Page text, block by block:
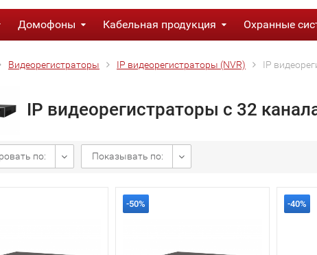
Домофоны Кабельная продукция Охранные
Видеорегистраторы IP видеорегистраторы (NVR) IP
IP видеорегистраторы с 32
по: Показывать по:
-50% -40%